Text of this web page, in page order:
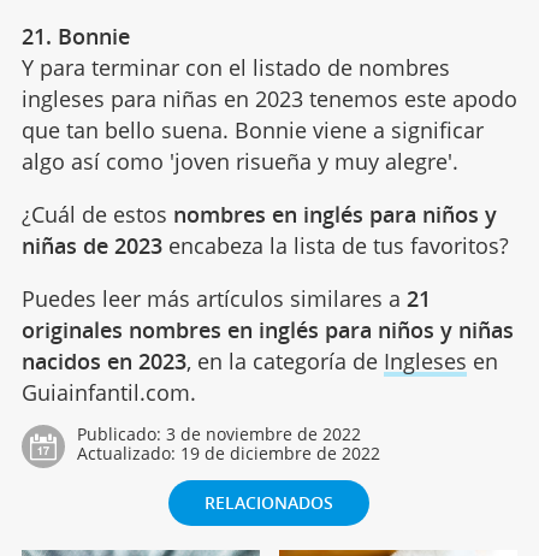
21. Bonnie
Y para terminar con el listado de nombres
ingleses para niñas en 2023 tenemos este apodo
que tan bello suena. Bonnie viene a significar
algo así como 'joven risueña y muy alegre'.
¿Cuál de estos nombres en inglés para niños y
niñas de 2023encabeza la lista de tus favoritos?
Puedes leer más artículos similares a 21
originales nombres en inglés para niños y niñas
nacidos en 2023, en la categoría de Ingleses en
Guiainfantil.com.
Publicado: 3 de noviembre de 2022
Actualizado: 19 de diciembre de 2022
RELACIONADOS